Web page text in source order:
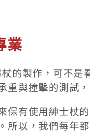
業
的製作，可不是
重與撞擊的測試
保有使用紳士杖
所以，我們每年